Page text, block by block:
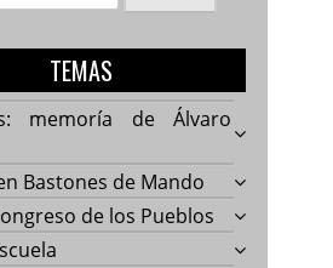
TEMAS
memoría de Álvaro
Bastones de Mando
de los Pueblos